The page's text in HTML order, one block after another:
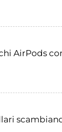
AirPods